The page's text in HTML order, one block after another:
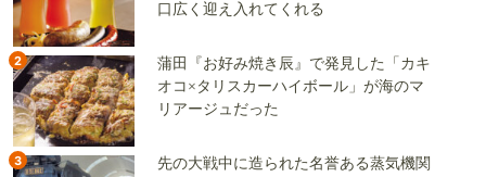
口広く迎え入れてくれる
2
蒲田『お好み焼き辰』で発見した「カキ
オコ×タリスカーハイボール」が海のマ
リアージュだった
3
先の大戦中に造られた名誉ある蒸気機関